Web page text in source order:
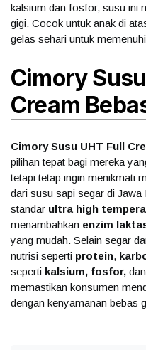
kalsium dan fosfor, susu ini
gigi. Cocok untuk anak di
gelas sehari untuk
Cimory
Cream
Cimory Susu UHT Full
pilihan tepat bagi mereka
tetapi tetap ingin menikmati
dari susu sapi segar di
standar ultra high
menambahkan enzim
yang mudah. Selain segar
nutrisi seperti protein,
seperti kalsium, fosfor, dan
memastikan konsumen
dengan kenyamanan bebas